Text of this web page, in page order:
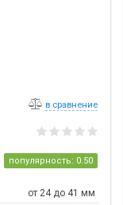
в сравнение
популярность: 0.50
от 24 до 41 мм